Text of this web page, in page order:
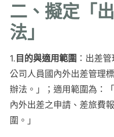
二、擬定「
法」
1. 目的與適用範圍 ：出差
公司人員國內外出差管理
辦法。」；適用範圍為：
內外出差之申請、差旅費
圍。」